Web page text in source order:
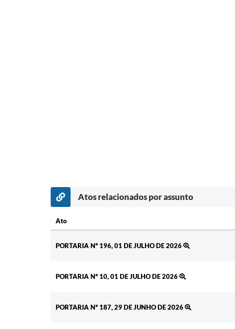
Atos relacionados por assunto
Ato
PORTARIA Nº 196, 01 DE JULHO DE 2026
PORTARIA Nº 10, 01 DE JULHO DE 2026
PORTARIA Nº 187, 29 DE JUNHO DE 2026